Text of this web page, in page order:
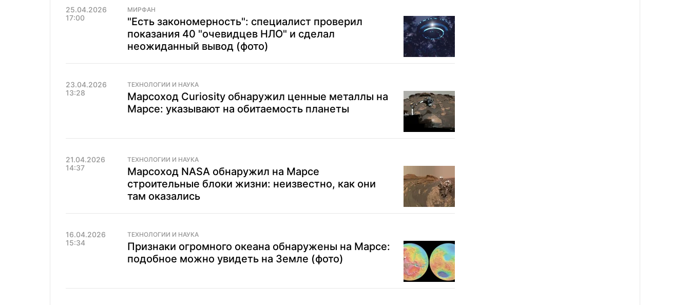
25.04.2026
17:00
МИРФАН
"Есть закономерность": специалист проверил
показания 40 "очевидцев НЛО" и сделал
неожиданный вывод (фото)
23.04.2026
13:28
ТЕХНОЛОГИИ И НАУКА
Марсоход Curiosity обнаружил ценные металлы на
Марсе: указывают на обитаемость планеты
21.04.2026
14:37
ТЕХНОЛОГИИ И НАУКА
Марсоход NASA обнаружил на Марсе
строительные блоки жизни: неизвестно, как они
там оказались
16.04.2026
15:34
ТЕХНОЛОГИИ И НАУКА
Признаки огромного океана обнаружены на Марсе:
подобное можно увидеть на Земле (фото)